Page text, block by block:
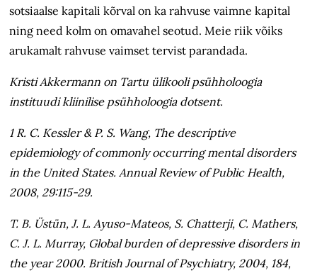
sotsiaalse kapitali kõrval on ka rahvuse vaimne kapital
ning need kolm on omavahel seotud. Meie riik võiks
arukamalt rahvuse vaimset tervist parandada.
Kristi Akkermann on Tartu ülikooli psühholoogia
instituudi kliinilise psühholoogia dotsent.
1 R. C. Kessler & P. S. Wang, The descriptive
epidemiology of commonly occurring mental disorders
in the United States. Annual Review of Public Health,
2008, 29:115-29.
T. B. Üstün, J. L. Ayuso-Mateos, S. Chatterji, C. Mathers,
C. J. L. Murray, Global burden of depressive disorders in
the year 2000. British Journal of Psychiatry, 2004, 184,